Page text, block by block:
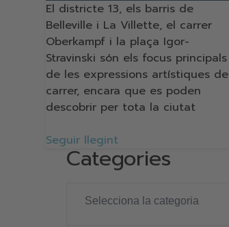
El districte 13, els barris de
Belleville i La Villette, el carrer
Oberkampf i la plaça Igor-
Stravinski són els focus principals
de les expressions artístiques de
carrer, encara que es poden
descobrir per tota la ciutat
Seguir llegint
Categories